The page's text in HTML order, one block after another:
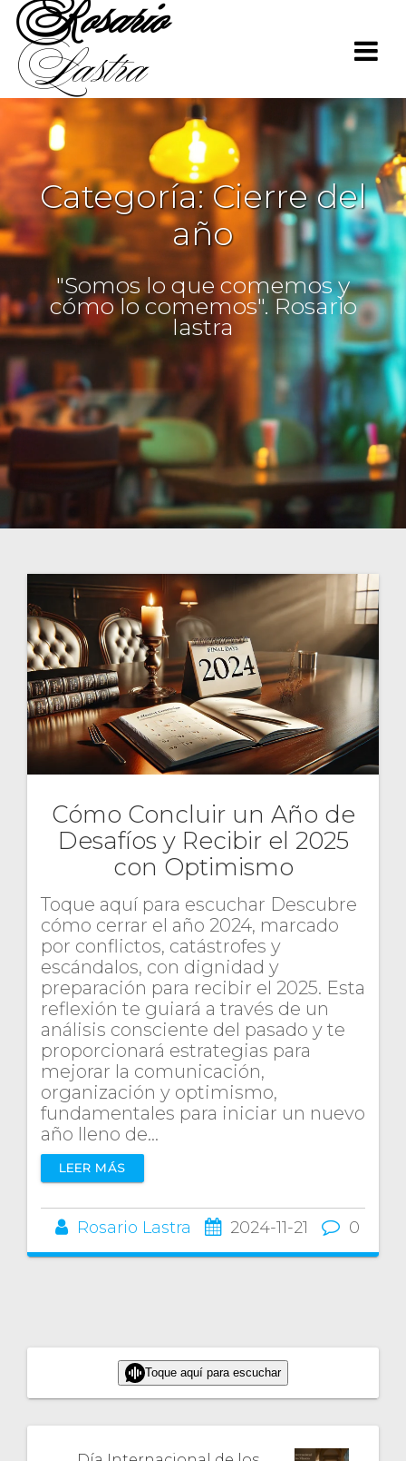
Rosario
Lastra
Categoría:Cierre del
año
"Somos lo que comemos y
cómo lo comemos". Rosario
lastra
Cómo Concluir un Año de
Desafíos y Recibir el 2025
con Optimismo
Toque aquí para escuchar Descubre
cómo cerrar el año 2024, marcado
por conflictos, catástrofes y
escándalos, con dignidad y
preparación para recibir el 2025. Esta
reflexión te guiará a través de un
análisis consciente del pasado y te
proporcionará estrategias para
mejorar la comunicación,
organización y optimismo,
fundamentales para iniciar un nuevo
año lleno de…
LEER MÁS
Rosario Lastra 2024-11-21 0
Toque aquí para escuchar